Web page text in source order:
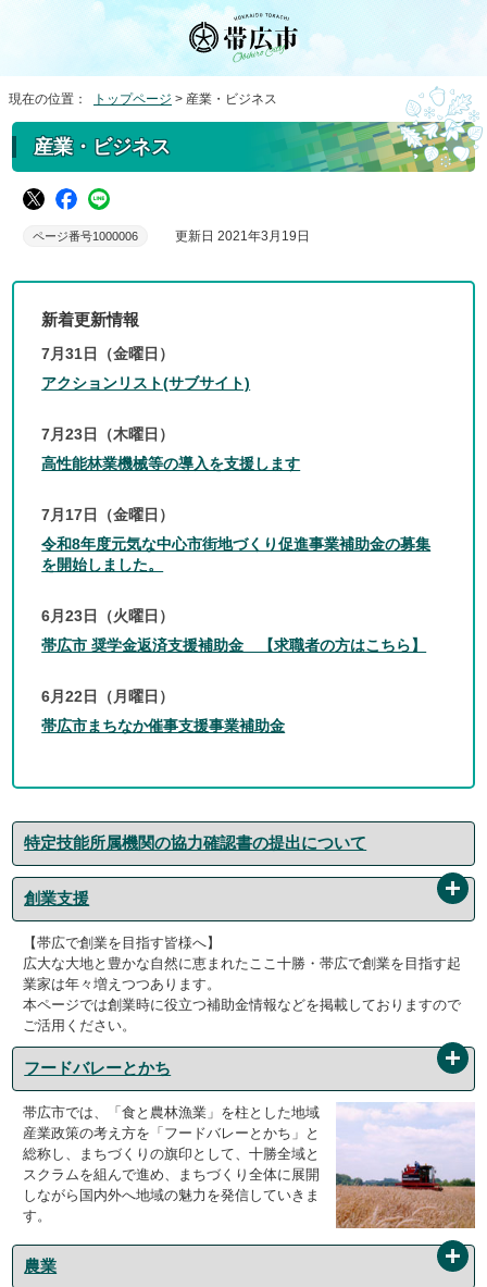
現在の位置： トップページ > 産業・ビジネス
産業・ビジネス
ページ番号1000006 更新日 2021年3月19日
新着更新情報
7月31日（金曜日）
アクションリスト(サブサイト)
7月23日（木曜日）
高性能林業機械等の導入を支援します
7月17日（金曜日）
令和8年度元気な中心市街地づくり促進事業補助金の募集
を開始しました。
6月23日（火曜日）
帯広市 奨学金返済支援補助金 【求職者の方はこちら】
6月22日（月曜日）
帯広市まちなか催事支援事業補助金
特定技能所属機関の協力確認書の提出について
創業支援
【帯広で創業を目指す皆様へ】
広大な大地と豊かな自然に恵まれたここ十勝・帯広で創業を目指す起
業家は年々増えつつあります。
本ページでは創業時に役立つ補助金情報などを掲載しておりますので
ご活用ください。
フードバレーとかち
帯広市では、「食と農林漁業」を柱とした地域
産業政策の考え方を「フードバレーとかち」と
総称し、まちづくりの旗印として、十勝全域と
スクラムを組んで進め、まちづくり全体に展開
しながら国内外へ地域の魅力を発信していきま
す。
農業